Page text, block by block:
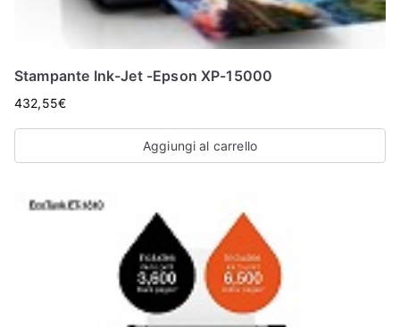
Stampante Ink-Jet -Epson XP-15000
432,55€
Aggiungi al carrello